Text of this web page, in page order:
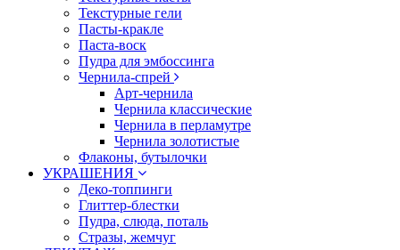
Текстурные гели
Пасты-кракле
Паста-воск
Пудра для эмбоссинга
Чернила-спрей
Арт-чернила
Чернила классические
Чернила в перламутре
Чернила золотистые
Флаконы, бутылочки
УКРАШЕНИЯ
Деко-топпинги
Глиттер-блестки
Пудра, слюда, поталь
Стразы, жемчуг